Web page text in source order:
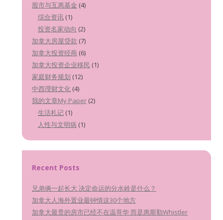
股市与互惠基金 (4)
综合资讯 (1)
投资名家动向 (2)
加拿大房屋贷款 (7)
加拿大投资经商 (6)
加拿大投资企业移民 (1)
家庭财务规划 (12)
中西理财文化 (4)
我的文章My Paper (2)
生活札记 (1)
人性与文明病 (1)
Recent Posts
兄弟俩一起长大 决定命运的分水岭是什么？
加拿大人海外置业最钟情这30个地方
加拿大最贵的房市已经不在温哥华 而是惠斯勒Whistler